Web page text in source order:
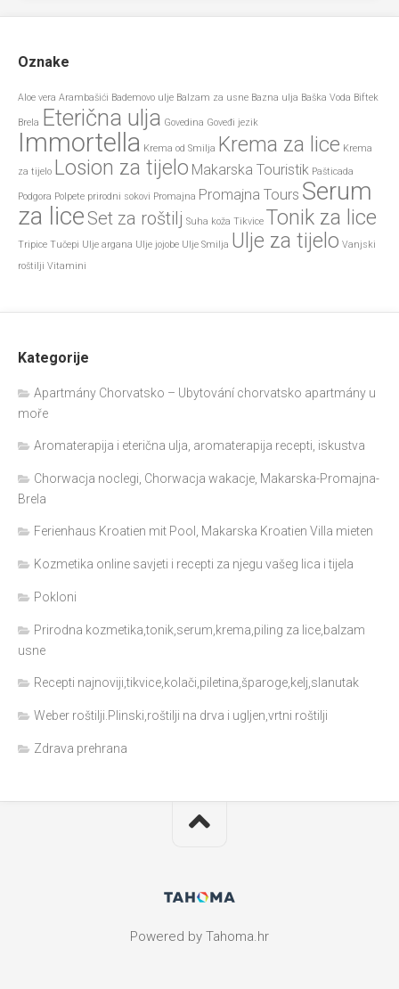
Oznake
Aloe vera Arambašići Bademovo ulje Balzam za usne Bazna ulja Baška Voda Biftek
Brela Eterična ulja Govedina Goveđi jezik
Immortella Krema od Smilja Krema za lice Krema
za tijelo Losion za tijelo Makarska Touristik Pašticada
Podgora Polpete prirodni sokovi Promajna Promajna Tours Serum
za lice Set za roštilj Suha koža Tikvice Tonik za lice
Tripice Tučepi Ulje argana Ulje jojobe Ulje Smilja Ulje za tijelo Vanjski
roštilji Vitamini
Kategorije
Apartmány Chorvatsko – Ubytování chorvatsko apartmány u
moře
Aromaterapija i eterična ulja, aromaterapija recepti, iskustva
Chorwacja noclegi, Chorwacja wakacje, Makarska-Promajna-
Brela
Ferienhaus Kroatien mit Pool, Makarska Kroatien Villa mieten
Kozmetika online savjeti i recepti za njegu vašeg lica i tijela
Pokloni
Prirodna kozmetika,tonik,serum,krema,piling za lice,balzam
usne
Recepti najnoviji,tikvice,kolači,piletina,šparoge,kelj,slanutak
Weber roštilji.Plinski,roštilji na drva i ugljen,vrtni roštilji
Zdrava prehrana
Powered by Tahoma.hr